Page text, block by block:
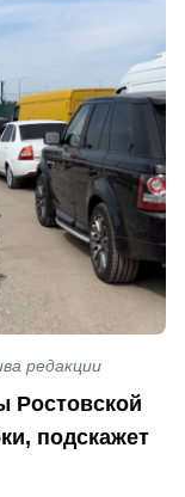
редакции
Ростовской
подскажет